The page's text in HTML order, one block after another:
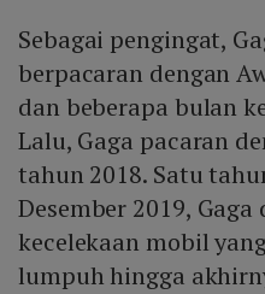
Sebagai pengingat,
berpacaran dengan
dan beberapa bulan
Lalu, Gaga pacaran
tahun 2018. Satu
Desember 2019,
kecelekaan mobil
lumpuh hingga